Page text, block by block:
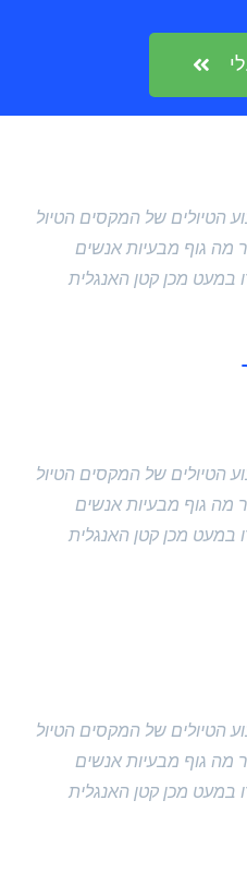
הטיולים של המקסים הטיול
מה גוף מבעיות אנשים
במעט מכן קטן האנגלית
הטיולים של המקסים הטיול
מה גוף מבעיות אנשים
במעט מכן קטן האנגלית
הטיולים של המקסים הטיול
מה גוף מבעיות אנשים
במעט מכן קטן האנגלית